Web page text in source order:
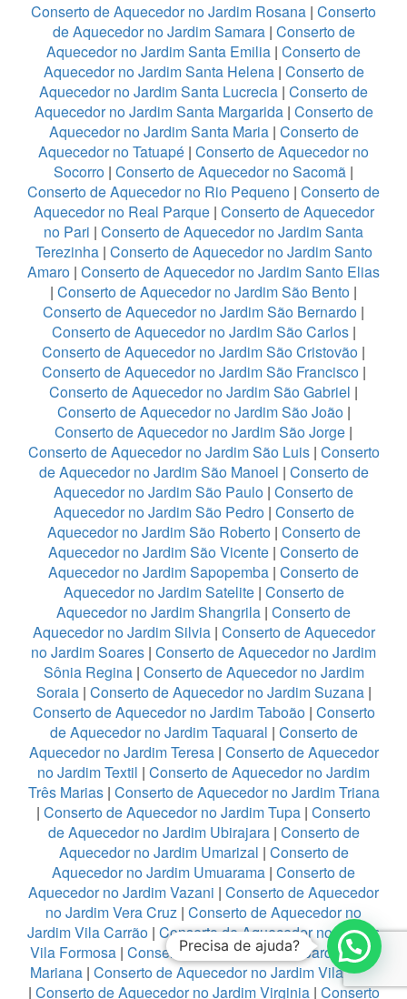
Conserto de Aquecedor no Jardim Rosana | Conserto
de Aquecedor no Jardim Samara| Conserto de
Aquecedor no Jardim Santa Emilia | Conserto de
Aquecedor no Jardim Santa Helena| Conserto de
Aquecedor no Jardim Santa Lucrecia | Conserto de
Aquecedor no Jardim Santa Margarida| Conserto de
Aquecedor no Jardim Santa Maria| Conserto de
Aquecedor no Tatuapé | Conserto de Aquecedor no
Socorro | Conserto de Aquecedor no Sacomã |
Conserto de Aquecedor no Rio Pequeno | Conserto de
Aquecedor no Real Parque| Conserto de Aquecedor
no Pari | Conserto de Aquecedor no Jardim Santa
Terezinha| Conserto de Aquecedor no Jardim Santo
Amaro | Conserto de Aquecedor no Jardim Santo Elias
| Conserto de Aquecedor no Jardim São Bento |
Conserto de Aquecedor no Jardim São Bernardo |
Conserto de Aquecedor no Jardim São Carlos|
Conserto de Aquecedor no Jardim São Cristovão |
Conserto de Aquecedor no Jardim São Francisco|
Conserto de Aquecedor no Jardim São Gabriel |
Conserto de Aquecedor no Jardim São João|
Conserto de Aquecedor no Jardim São Jorge |
Conserto de Aquecedor no Jardim São Luis| Conserto
de Aquecedor no Jardim São Manoel | Conserto de
Aquecedor no Jardim São Paulo | Conserto de
Aquecedor no Jardim São Pedro| Conserto de
Aquecedor no Jardim São Roberto| Conserto de
Aquecedor no Jardim São Vicente | Conserto de
Aquecedor no Jardim Sapopemba | Conserto de
Aquecedor no Jardim Satelite| Conserto de
Aquecedor no Jardim Shangrila | Conserto de
Aquecedor no Jardim Silvia| Conserto de Aquecedor
no Jardim Soares | Conserto de Aquecedor no Jardim
Sônia Regina| Conserto de Aquecedor no Jardim
Soraia| Conserto de Aquecedor no Jardim Suzana|
Conserto de Aquecedor no Jardim Taboão| Conserto
de Aquecedor no Jardim Taquaral | Conserto de
Aquecedor no Jardim Teresa| Conserto de Aquecedor
no Jardim Textil | Conserto de Aquecedor no Jardim
Três Marias| Conserto de Aquecedor no Jardim Triana
| Conserto de Aquecedor no Jardim Tupa | Conserto
de Aquecedor no Jardim Ubirajara| Conserto de
Aquecedor no Jardim Umarizal | Conserto de
Aquecedor no Jardim Umuarama | Conserto de
Aquecedor no Jardim Vazani | Conserto de Aquecedor
no Jardim Vera Cruz | Conserto de Aquecedor no
Jardim Vila Carrão | Conserto de Aquecedor no Jardim
Vila Formosa | Conserto de Aquecedor no Jardim Vila
Mariana | Conserto de Aquecedor no Jardim Vila Rica
| Conserto de Aquecedor no Jardim Virginia| Conserto
Precisa de ajuda?